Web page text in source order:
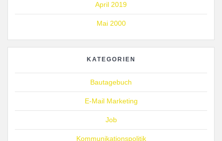
April 2019
Mai 2000
KATEGORIEN
Bautagebuch
E-Mail Marketing
Job
Kommunikationspolitik